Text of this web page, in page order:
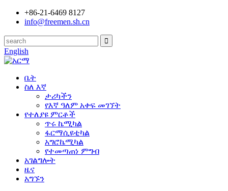
+86-21-6469 8127
info@freemen.sh.cn
English
ቤት
ስለ እኛ
ታሪካችን
የእኛ ዓለም አቀፍ መገኘት
የተለያዩ ምርቶች
ጥሩ ኬሚካል
ፋርማሲዩቲካል
አግሮኬሚካል
የተመጣጠነ ምግብ
አገልግሎት
ዜና
አግኙን